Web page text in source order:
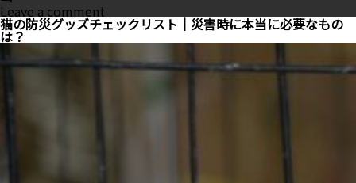
Leave a comment
猫
と
こ
た
つ
猫の防災グッズチェックリスト｜災害時に本当に必要なもの
は？